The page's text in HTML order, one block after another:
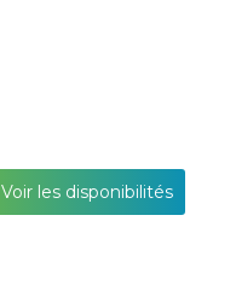
Voir les disponibilités